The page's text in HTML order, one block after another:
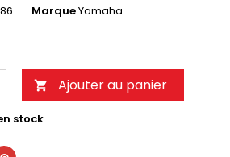
MarqueYamaha
 Ajouter au panier
stock